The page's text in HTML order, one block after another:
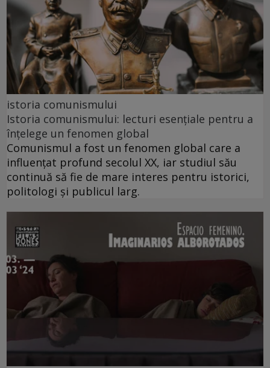
istoria comunismului
Istoria comunismului: lecturi esențiale pentru a
înțelege un fenomen global
Comunismul a fost un fenomen global care a
influențat profund secolul XX, iar studiul său
continuă să fie de mare interes pentru istorici,
politologi și publicul larg.